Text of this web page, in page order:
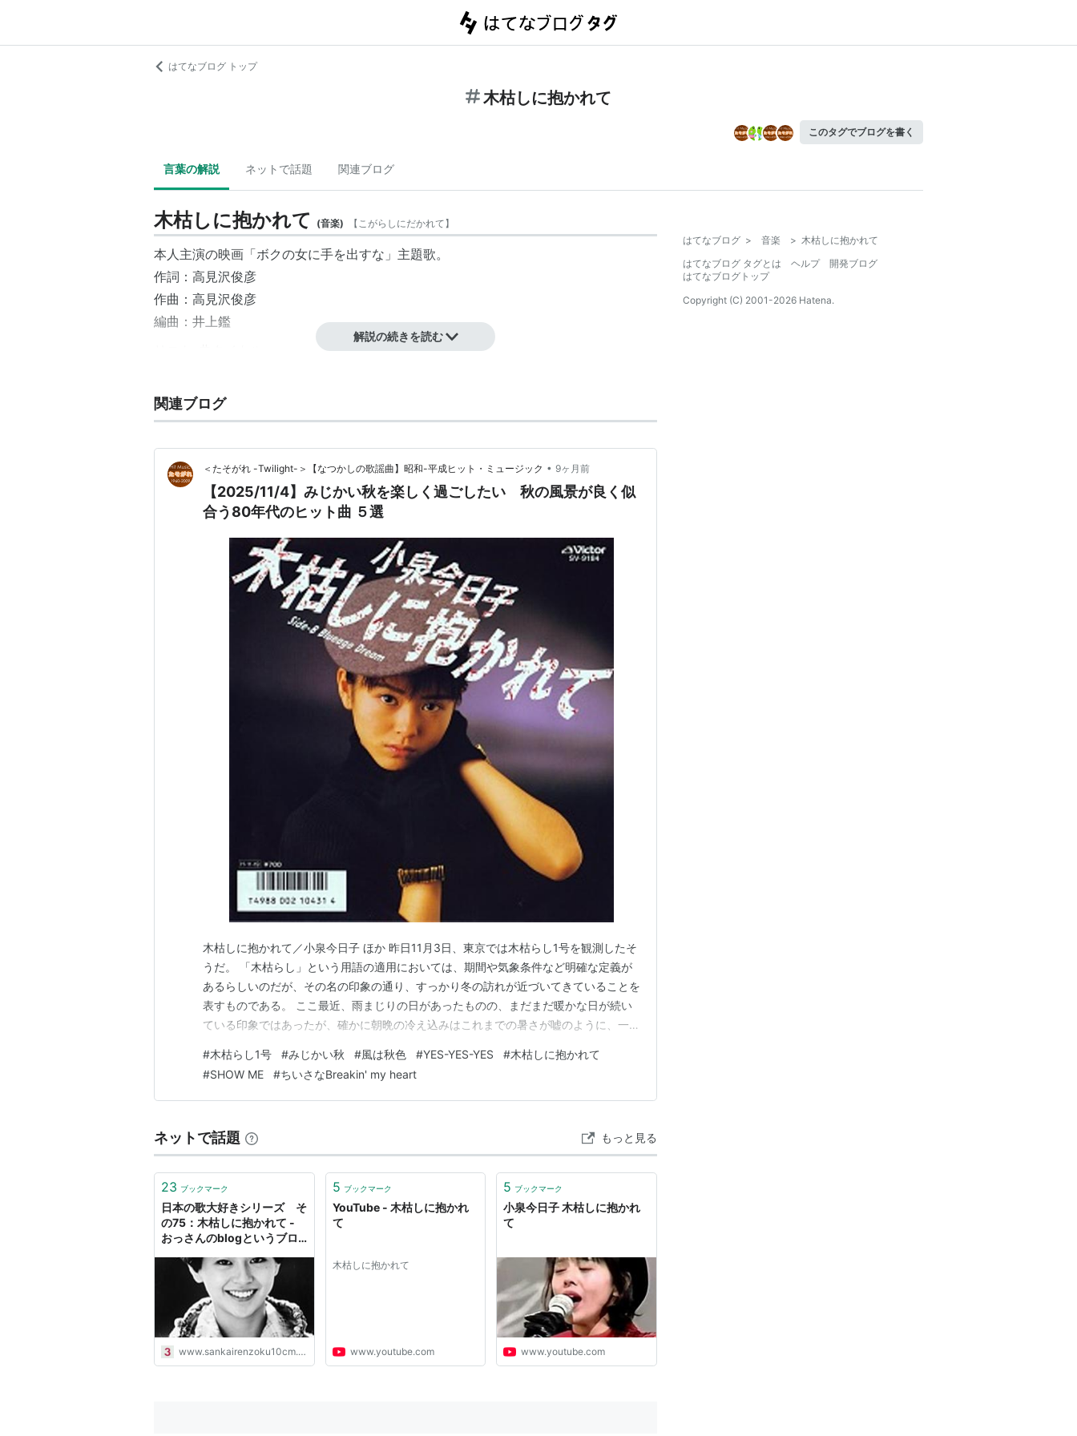
はてなブログ トップ
木枯しに抱かれて
このタグでブログを書く
言葉の解説 ネットで話題 関連ブログ
木枯しに抱かれて (音楽) 【こがらしにだかれて】
本人主演の映画「ボクの女に手を出すな」主題歌。
作詞：高見沢俊彦
作曲：高見沢俊彦
編曲：井上鑑
解説の続きを読む
関連ブログ
＜たそがれ -Twilight-＞【なつかしの歌謡曲】昭和-平成ヒット・ミュージック • 9ヶ月前
【2025/11/4】みじかい秋を楽しく過ごしたい 秋の風景が良く似
合う80年代のヒット曲 ５選
木枯しに抱かれて／小泉今日子 ほか 昨日11月3日、東京では木枯らし1号を観測したそ
うだ。 「木枯らし」という用語の適用においては、期間や気象条件など明確な定義が
あるらしいのだが、その名の印象の通り、すっかり冬の訪れが近づいてきていることを
表すものである。 ここ最近、雨まじりの日があったものの、まだまだ暖かな日が続い
ている印象ではあったが、確かに朝晩の冷え込みはこれまでの暑さが嘘のように、一気
番過ごしやすくて、空や木々の色が楽しめるこの時期を楽しみたいものである。 ＜風
は秋色／松田聖子（1981年）＞ 松田聖子の3…
#木枯らし1号 #みじかい秋 #風は秋色 #YES-YES-YES #木枯しに抱かれて
#SHOW ME #ちいさなBreakin' my heart
ネットで話題 もっと見る
23 ブックマーク
日本の歌大好きシリーズ そ
の75：木枯しに抱かれて -
おっさんのblogというブロ
www.sankairenzoku10cm.blue
5 ブックマーク
YouTube - 木枯しに抱かれ
て
木枯しに抱かれて
www.youtube.com
5 ブックマーク
小泉今日子 木枯しに抱かれ
て
www.youtube.com
はてなブログ > 音楽 > 木枯しに抱かれて
はてなブログ タグとは
ヘルプ
開発ブログ
はてなブログトップ
Copyright (C) 2001-2026 Hatena.